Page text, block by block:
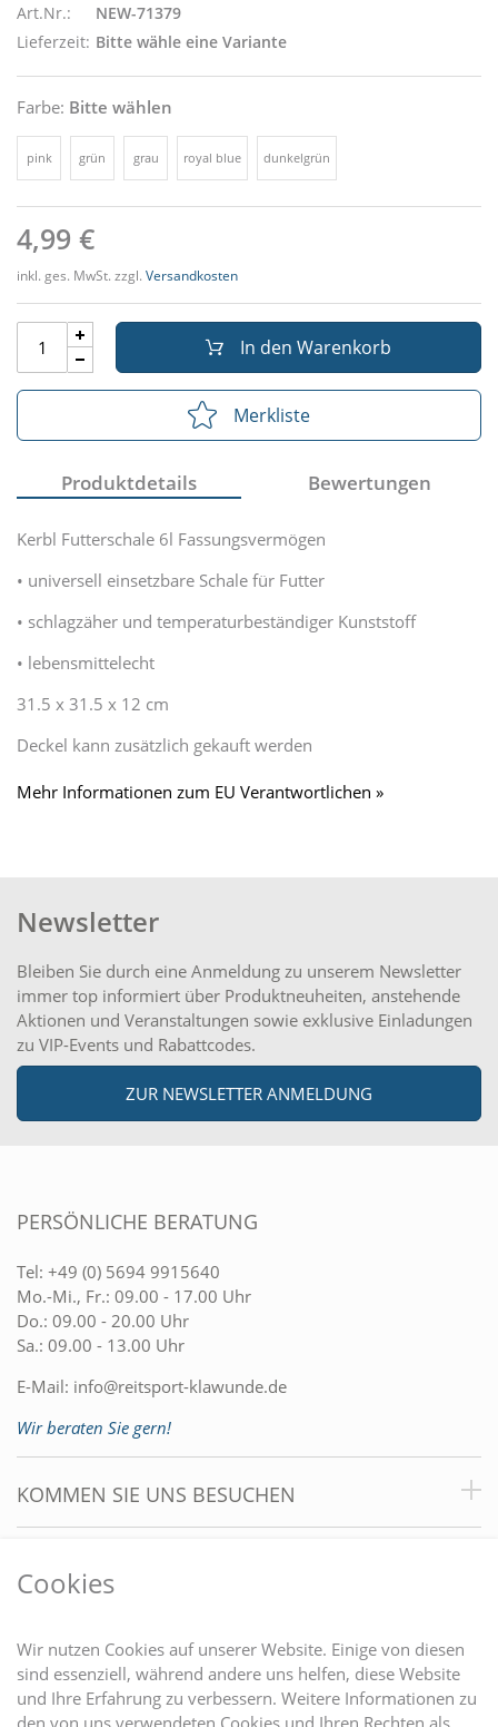
Art.Nr.:
NEW-71379
Lieferzeit: Bitte wähle eine Variante
Farbe: Bitte wählen
pink grün grau royal blue dunkelgrün
4,99 €
inkl. ges. MwSt. zzgl. Versandkosten
In den Warenkorb
Merkliste
Produktdetails Bewertungen
Kerbl Futterschale 6l Fassungsvermögen
• universell einsetzbare Schale für Futter
• schlagzäher und temperaturbeständiger Kunststoff
• lebensmittelecht
31.5 x 31.5 x 12 cm
Deckel kann zusätzlich gekauft werden
Mehr Informationen zum EU Verantwortlichen »
Newsletter
Bleiben Sie durch eine Anmeldung zu unserem Newsletter
immer top informiert über Produktneuheiten, anstehende
Aktionen und Veranstaltungen sowie exklusive Einladungen
zu VIP-Events und Rabattcodes.
ZUR NEWSLETTER ANMELDUNG
PERSÖNLICHE BERATUNG
Tel: +49 (0) 5694 9915640
Mo.-Mi., Fr.: 09.00 - 17.00 Uhr
Do.: 09.00 - 20.00 Uhr
Sa.: 09.00 - 13.00 Uhr
E-Mail: info@reitsport-klawunde.de
Wir beraten Sie gern!
KOMMEN SIE UNS BESUCHEN
EINKAUFEN
Cookies
Wir nutzen Cookies auf unserer Website. Einige von diesen
sind essenziell, während andere uns helfen, diese Website
und Ihre Erfahrung zu verbessern. Weitere Informationen zu
den von uns verwendeten Cookies und Ihren Rechten als